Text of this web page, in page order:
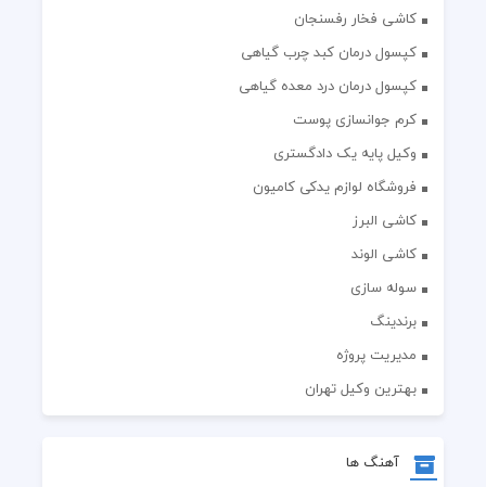
کاشی فخار رفسنجان
کپسول درمان کبد چرب گیاهی
کپسول درمان درد معده گیاهی
کرم جوانسازی پوست
وکیل پایه یک دادگستری
فروشگاه لوازم یدکی کامیون
کاشی البرز
کاشی الوند
سوله سازی
برندینگ
مدیریت پروژه
بهترین وکیل تهران
آهنگ ها